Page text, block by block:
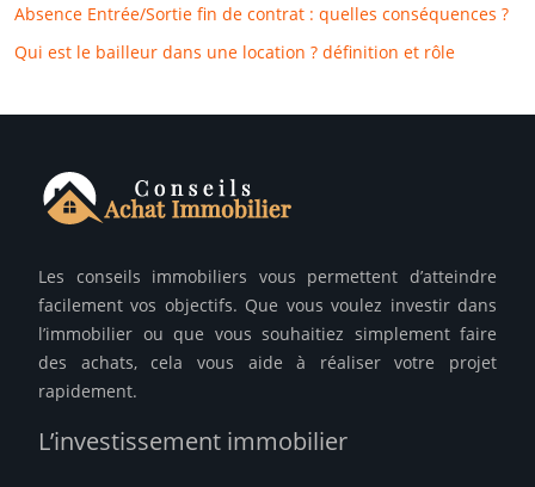
Absence Entrée/Sortie fin de contrat : quelles conséquences ?
Qui est le bailleur dans une location ? définition et rôle
Les conseils immobiliers vous permettent d’atteindre
facilement vos objectifs. Que vous voulez investir dans
l’immobilier ou que vous souhaitiez simplement faire
des achats, cela vous aide à réaliser votre projet
rapidement.
L’investissement immobilier